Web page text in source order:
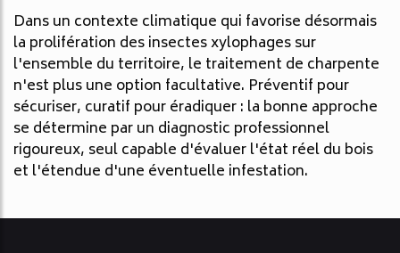
Dans un contexte climatique qui favorise désormais
la prolifération des insectes xylophages sur
l'ensemble du territoire, le traitement de charpente
n'est plus une option facultative. Préventif pour
sécuriser, curatif pour éradiquer : la bonne approche
se détermine par un diagnostic professionnel
rigoureux, seul capable d'évaluer l'état réel du bois
et l'étendue d'une éventuelle infestation.